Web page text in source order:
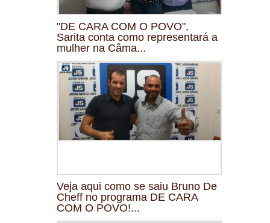
"DE CARA COM O POVO",
Sarita conta como representará a
mulher na Câma...
Veja aqui como se saiu Bruno De
Cheff no programa DE CARA
COM O POVO!...